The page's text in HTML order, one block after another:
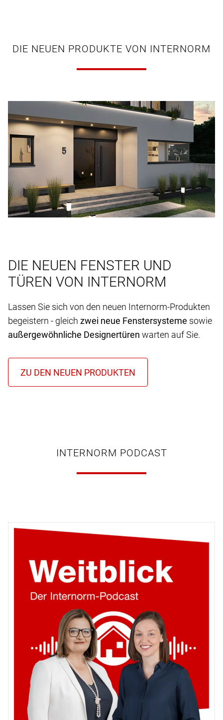
DIE NEUEN PRODUKTE VON INTERNORM
DIE NEUEN FENSTER UND
TÜREN VON INTERNORM
Lassen Sie sich von den neuen Internorm-Produkten
begeistern - gleich zwei neue Fenstersysteme sowie
außergewöhnliche Designertüren warten auf Sie.
INTERNORM PODCAST